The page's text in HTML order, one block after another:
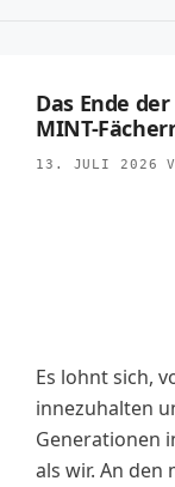
Das Ende
MINT-
13. JULI 2026
Es lohnt sich,
innezuhalten
Generationen
als wir. An